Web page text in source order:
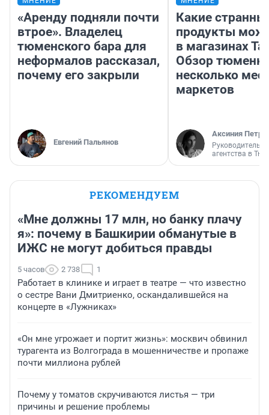
«Аренду подняли почти
втрое». Владелец
тюменского бара для
неформалов рассказал,
почему его закрыли
Евгений Пальянов
Какие
продукты
в магазинах
Обзор
несколько
маркетов
Аксиния
Руководитель
агентства в
РЕКОМЕНДУЕМ
«Мне должны 17 млн, но банку плачу
я»: почему в Башкирии обманутые в
ИЖС не могут добиться правды
5 часов 2 738 1
Работает в клинике и играет в театре — что известно
о сестре Вани Дмитриенко, оскандалившейся на
концерте в «Лужниках»
«Он мне угрожает и портит жизнь»: москвич обвинил
турагента из Волгограда в мошенничестве и пропаже
почти миллиона рублей
Почему у томатов скручиваются листья — три
причины и решение проблемы